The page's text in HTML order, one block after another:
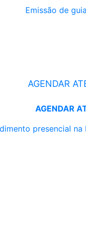
Emissão de
AGENDAR
AGENDAR
presencial